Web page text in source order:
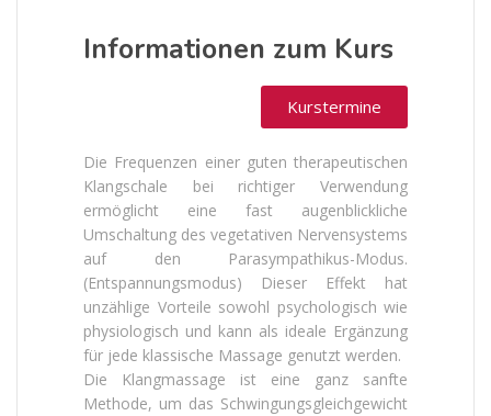
Informationen zum Kurs
Kurstermine
Die Frequenzen einer guten therapeutischen
Klangschale bei richtiger Verwendung
ermöglicht eine fast augenblickliche
Umschaltung des vegetativen Nervensystems
auf den Parasympathikus-Modus.
(Entspannungsmodus) Dieser Effekt hat
unzählige Vorteile sowohl psychologisch wie
physiologisch und kann als ideale Ergänzung
für jede klassische Massage genutzt werden.
Die Klangmassage ist eine ganz sanfte
Methode, um das Schwingungsgleichgewicht